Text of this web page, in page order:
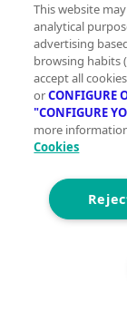
This website
analytical
advertising
browsing habits
accept all
orCONFIGURE
"CONFIGURE
more
Cookies